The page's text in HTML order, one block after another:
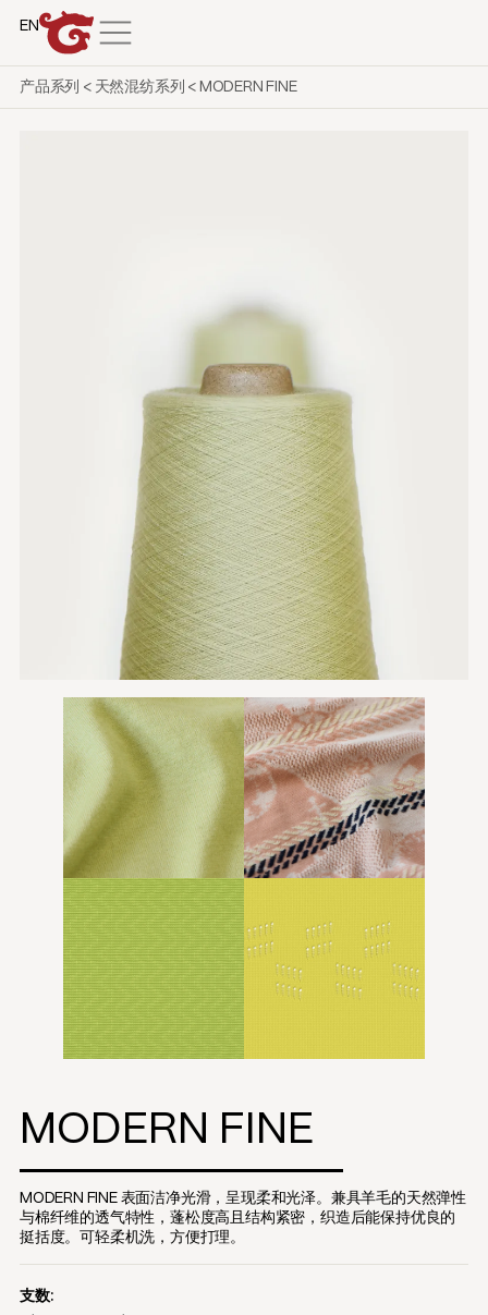
EN
产品系列 < 天然混纺系列 < MODERN FINE
MODERN FINE
MODERN FINE 表面洁净光滑，呈现柔和光泽。兼具羊毛的天然弹性
与棉纤维的透气特性，蓬松度高且结构紧密，织造后能保持优良的
挺括度。可轻柔机洗，方便打理。
支数: